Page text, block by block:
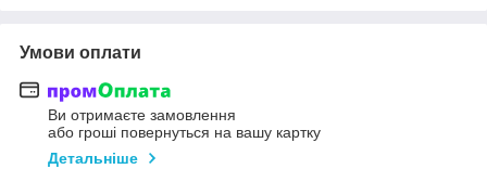
Умови оплати
Ви отримаєте замовлення
або гроші повернуться на вашу картку
Детальніше